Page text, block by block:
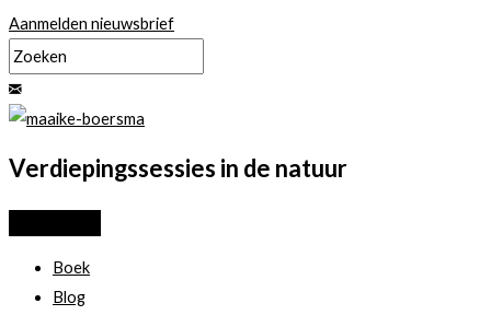
Ga
naar
de
inhoud
Aanmelden nieuwsbrief
Verdiepingssessies in de natuur
Boek
Blog